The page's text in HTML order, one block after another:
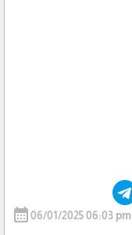
calendar_month06/01/2025 06:03 pm